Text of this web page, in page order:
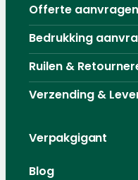
Offerte aanvragen
Bedrukking
Ruilen &
Verzending &
Verpakgigant
Blog